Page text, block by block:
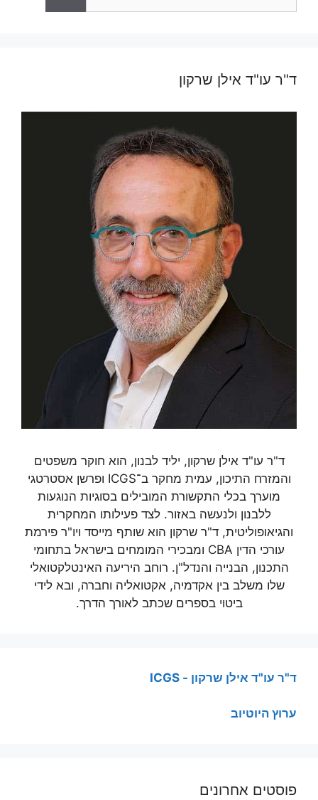
ד"ר עו"ד אילן שרקון
ד"ר עו"ד אילן שרקון, יליד לבנון, הוא חוקר משפטים
והמזרח התיכון, עמית מחקר ב־ICGS ופרשן אסטרטגי
מוערך בכלי התקשורת המובילים בסוגיות הנוגעות
ללבנון ולנעשה באזור. לצד פעילותו המחקרית
והגיאופוליטית, ד"ר שרקון הוא שותף מייסד ויו"ר פירמת
עורכי הדין CBA ומבכירי המומחים בישראל בתחומי
התכנון, הבנייה והנדל"ן. רוחב היריעה האינטלקטואלי
שלו משלב בין אקדמיה, אקטואליה וחברה, ובא לידי
ביטוי בספרים שכתב לאורך הדרך.
ד"ר עו"ד אילן שרקון - ICGS
ערוץ היוטיוב
פוסטים אחרונים